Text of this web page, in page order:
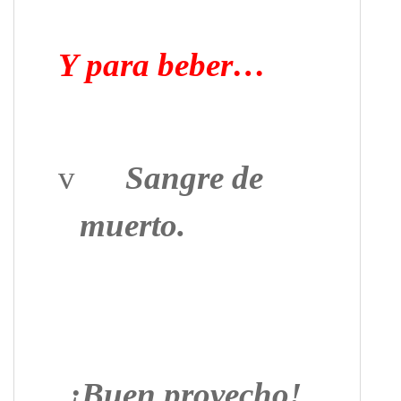
Y para beber…
v
Sangre de
muerto.